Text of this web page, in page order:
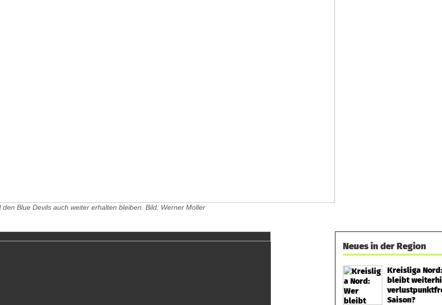
Blue Devils auch weiter erhalten bleiben. Bild: Werner Moller
Neues in der Region
Kreisliga
bleibt
Saison?